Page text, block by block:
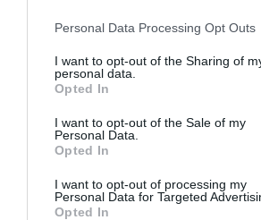
Personal Data Processing Opt Outs
I want to opt-out of the Sharing of
personal data.
Opted In
I want to opt-out of the Sale of my
Personal Data.
Opted In
I want to opt-out of processing my
Personal Data for Targeted
Opted In
Påsk
Avancerat
E-mail